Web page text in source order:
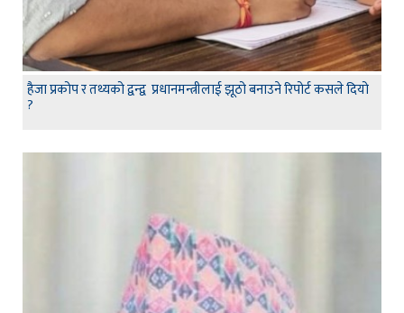
हैजा प्रकोप र तथ्यको द्वन्द्व प्रधानमन्त्रीलाई झूठो बनाउने रिपोर्ट कसले दियो
?